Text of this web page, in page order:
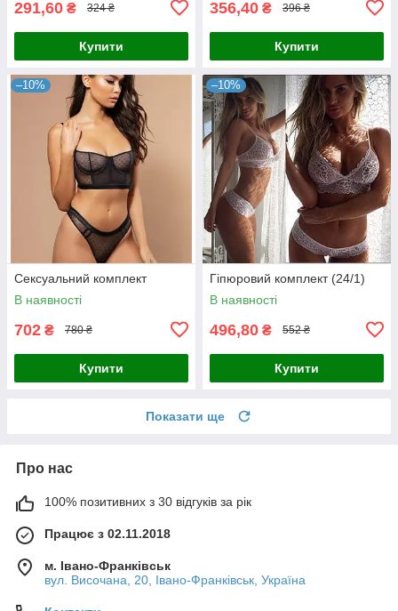
291,60 ₴ 324 ₴
Купити
356,40 ₴ 396 ₴
Купити
–10%
Сексуальний комплект
В наявності
702 ₴ 780 ₴
Купити
–10%
Гіпюровий комплект (24/1)
В наявності
496,80 ₴ 552 ₴
Купити
Показати ще
Про нас
100% позитивних з 30 відгуків за рік
Працює з 02.11.2018
м. Івано-Франківськ
вул. Височана, 20, Івано-Франківськ, Україна